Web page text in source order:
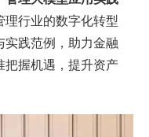
理行业的数字化转型
实践范例，助力金融
把握机遇，提升资产